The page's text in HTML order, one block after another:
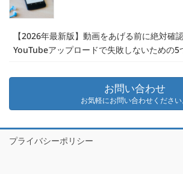
【2026年最新版】動画をあげる前に絶対確
YouTubeアップロードで失敗しないための5
お問い合わせ
お気軽にお問い合わせください
プライバシーポリシー